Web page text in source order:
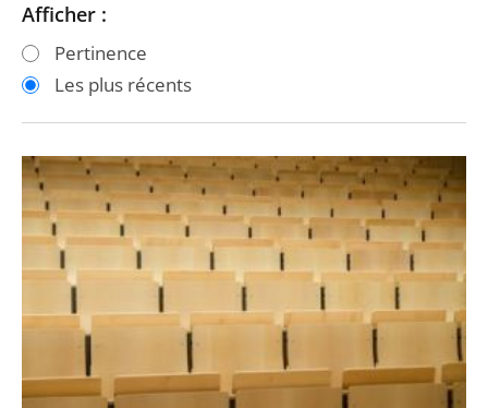
Passer
les
filtres
après
Passer
les
filtres
avant
Afficher :
Pertinence
Les plus récents
Évacuation
violente
de
faculté
de
Montpellier
en